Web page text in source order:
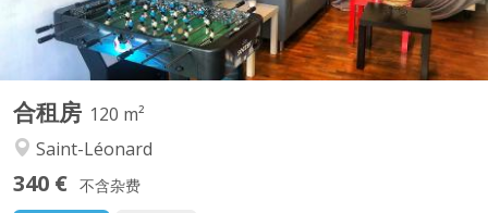
合租房 120 m²
Saint-Léonard
340 € 不含杂费